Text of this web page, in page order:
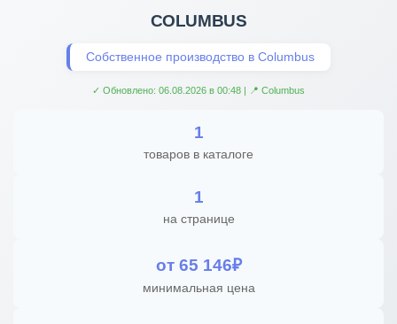
COLUMBUS
Собственное производство в Columbus
✓ Обновлено: 06.08.2026 в 00:48 | 📍 Columbus
1
товаров в каталоге
1
на странице
от 65 146₽
минимальная цена